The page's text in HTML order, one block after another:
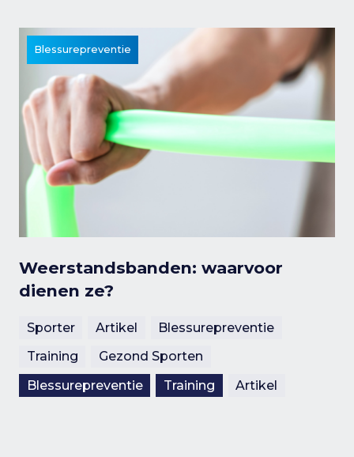
Blessurepreventie
Weerstandsbanden: waarvoor
dienen ze?
Sporter Artikel
Blessurepreventie
Training
Gezond Sporten
Blessurepreventie
Training Artikel